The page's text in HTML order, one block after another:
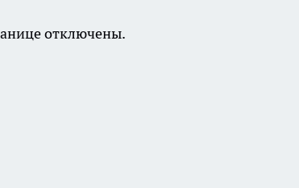
отключены.